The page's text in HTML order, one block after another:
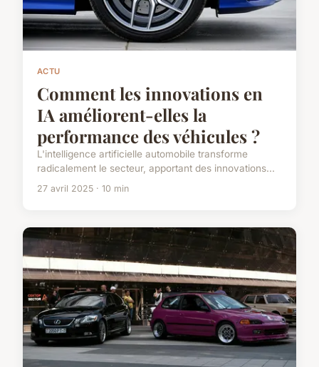
ACTU
Comment les innovations en
IA améliorent-elles la
performance des véhicules ?
L'intelligence artificielle automobile transforme
radicalement le secteur, apportant des innovations...
27 avril 2025 · 10 min